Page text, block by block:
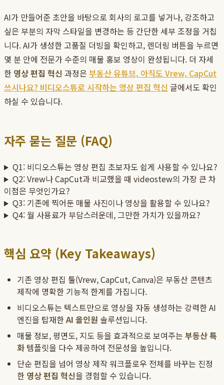
AI가 만들어준 초안을 바탕으로 회사의 로고를 넣거나, 강조하고
싶은 부분의 자막 스타일을 변경하는 등 간단한 세부 조정을 거칩
니다. AI가 생성한 고품질 더빙을 확인하고, 렌더링 버튼을 누르면
몇 분 안에 전문가 수준의 매물 홍보 영상이 완성됩니다. 더 자세
한 영상 편집 혁신 과정은 부동산 유튜브, 아직도 Vrew, CapCut
쓰시나요? 비디오스튜로 시작하는 영상 편집 혁신 글에서도 확인
하실 수 있습니다.
자주 묻는 질문 (FAQ)
Q1: 비디오스튜는 영상 편집 초보자도 쉽게 사용할 수 있나요?
Q2: Vrew나 CapCut과 비교했을 때 videostew의 가장 큰 차
이점은 무엇인가요?
Q3: 기존에 찍어둔 매물 사진이나 영상을 활용할 수 있나요?
Q4: 월 사용료가 부담스러운데, 그만한 가치가 있을까요?
핵심 요약 (Key Takeaways)
기존 영상 편집 툴(Vrew, CapCut, Canva)은 부동산 콘텐츠
제작에 명확한 기능적 한계를 가집니다.
비디오스튜는 텍스트만으로 영상을 자동 생성하는 강력한 AI
엔진을 탑재한AI 올인원 솔루션입니다.
매물 정보, 평면도, 지도 등을 효과적으로 보여주는 부동산 특
화 템플릿을 다수 제공하여 전문성을 높입니다.
단순 편집을 넘어 영상 제작 워크플로우 전체를 바꾸는 진정
한 영상 편집 혁신을 경험할 수 있습니다.